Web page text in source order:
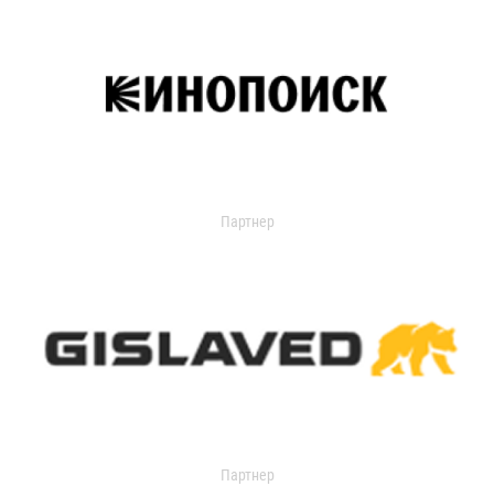
Партнер
Партнер